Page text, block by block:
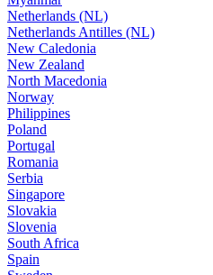
Netherlands (NL)
Netherlands Antilles (NL)
New Caledonia
New Zealand
North Macedonia
Norway
Philippines
Poland
Portugal
Romania
Serbia
Singapore
Slovakia
Slovenia
South Africa
Spain